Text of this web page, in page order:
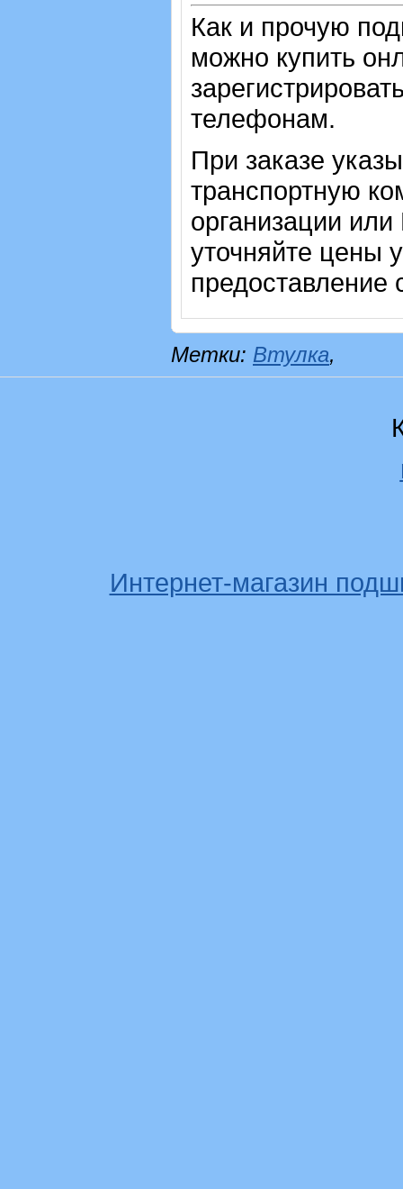
Как и прочую
можно купить
телефонам.
При заказе
транспортную
организации
уточняйте цены
предоставление
Метки: Втулка,
Интернет-магазин